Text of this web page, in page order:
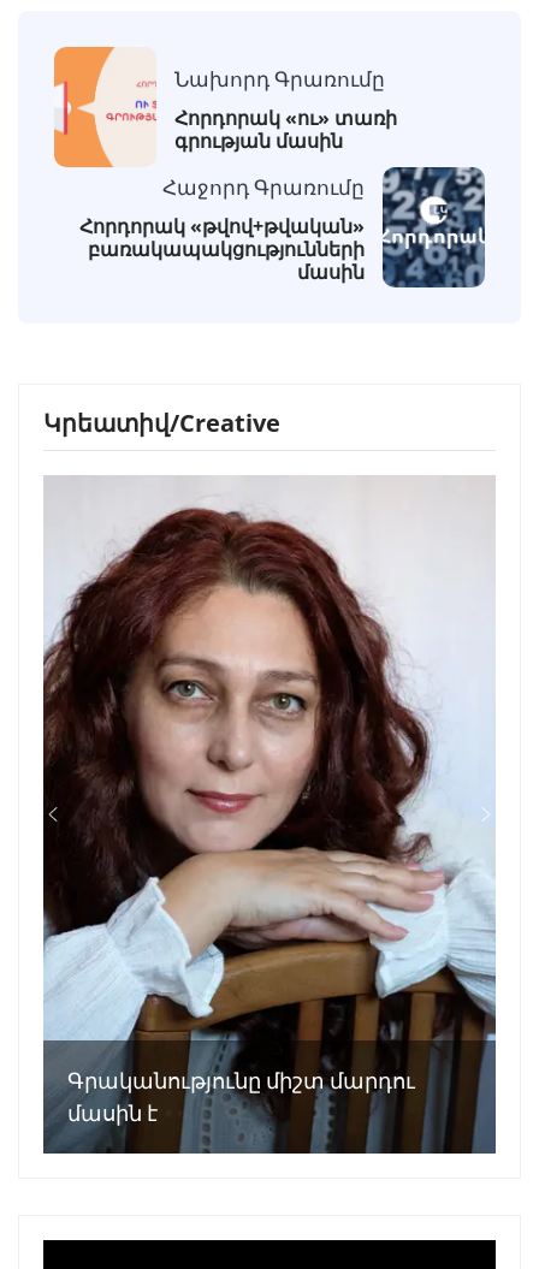
Նախորդ Գրառումը
Հորդորակ «ու» տառի
գրության մասին
Հաջորդ Գրառումը
Հորդորակ «թվով+թվական»
բառակապակցությունների
մասին
Կրեատիվ/Creative
Գրականությունը միշտ մարդու
մասին է